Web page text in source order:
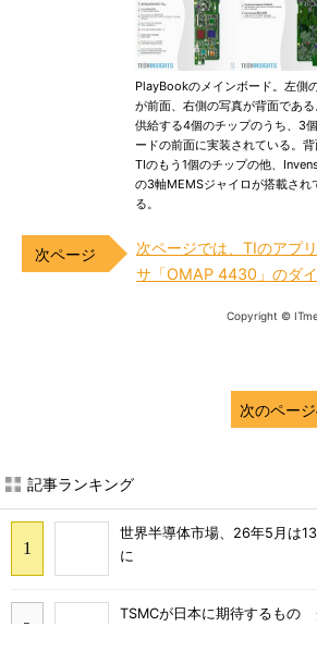
PlayBookのメインボード。左側
が前面、右側の写真が背面であ
供給する4個のチップのうち、3
ードの前面に実装されている。背
TIのもう1個のチップの他、
の3軸MEMSジャイロが搭載され
る。
次ページでは、TIのアプ
サ「OMAP 4430」のダ
Copyright ©
次のペー
記事ランキング
世界半導体市場、26年5月は
に
TSMCが日本に期待するもの